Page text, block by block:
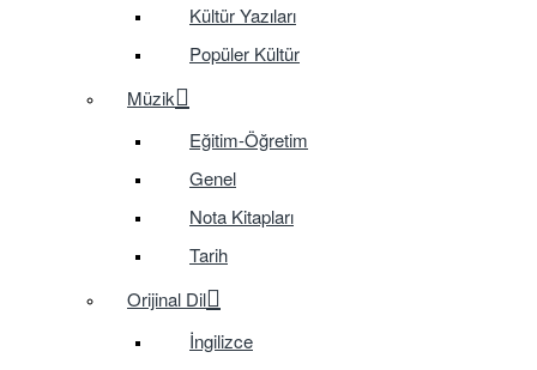
Kültür Yazıları
Popüler Kültür
Müzik
Eğitim-Öğretim
Genel
Nota Kitapları
Tarih
Orijinal Dil
İngilizce